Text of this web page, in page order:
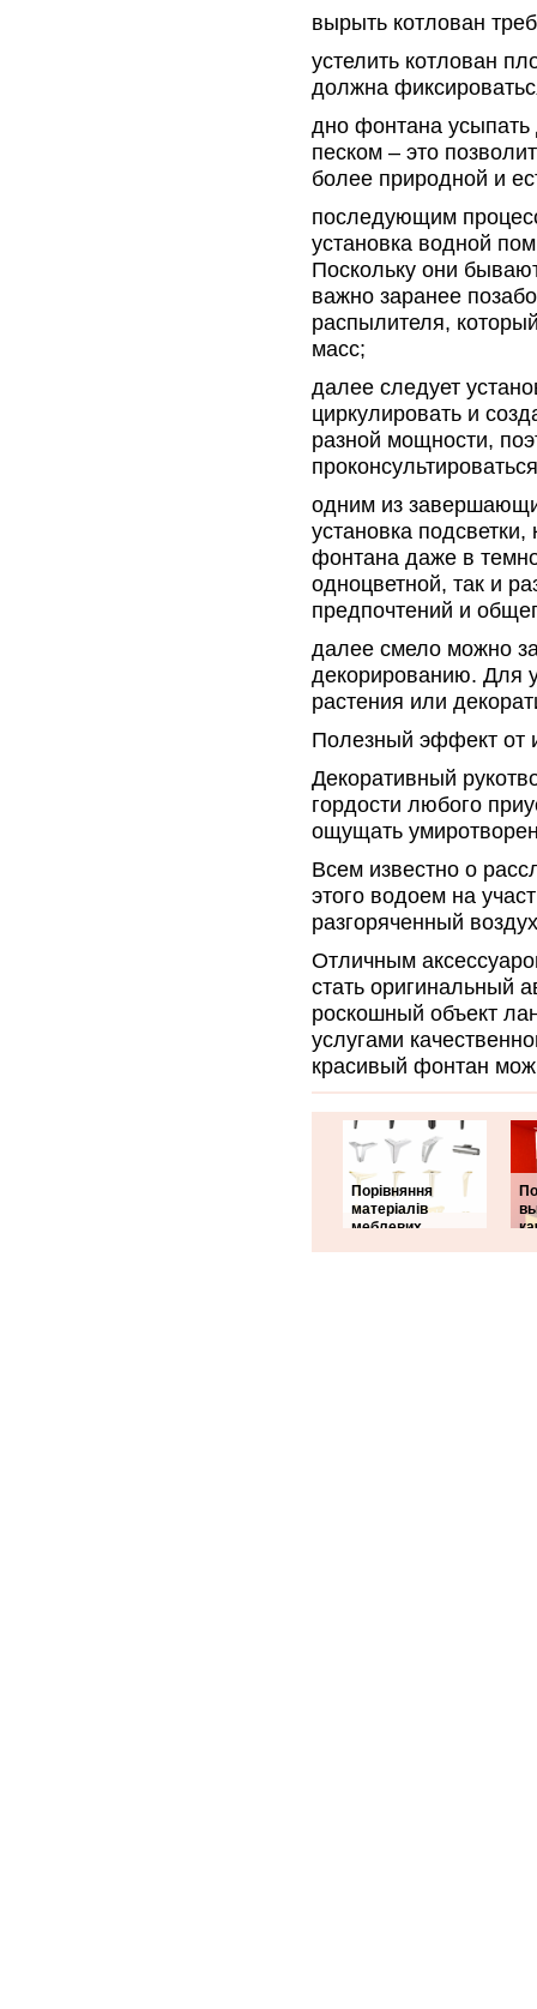
вырыть котлован
устелить котлован
должна
дно фонтана
песком – это
более природной и
последующим
установка водной
Поскольку они
важно заранее
распылителя,
масс;
далее следует
циркулировать и
разной мощности,
одним из
установка
фонтана даже в
одноцветной, так и
предпочтений и
далее смело можно
декорированию. Для
растения или
Полезный эффект от
Декоративный
гордости любого
ощущать
Всем известно о
этого водоем на
разгоряченный
Отличным
стать оригинальный
роскошный объект
услугами
красивый фонтан
Порівняння
матеріалів
меблевих